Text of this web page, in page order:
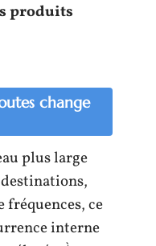
produits
change
plus large
fréquences, ce
interne